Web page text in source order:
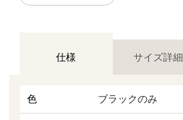
仕様 サイズ詳細
色 ブラックのみ